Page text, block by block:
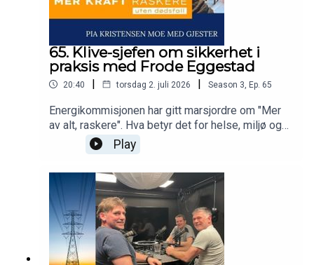
65. Klive-sjefen om sikkerhet i
praksis med Frode Eggestad
20:40 | torsdag 2. juli 2026 | Season 3 Ep. 65
Energikommisjonen har gitt marsjordre om "Mer
av alt, raskere". Hva betyr det for helse, miljø og
sikkerhet at vi skal bygge mer kraft - raskere?
Dette spørsmålet stiller Pia Kristensen Moe i
snakker med alle bransjer som arbeider i høyden
for å se om vi kan lære noe av hverandre.
Play